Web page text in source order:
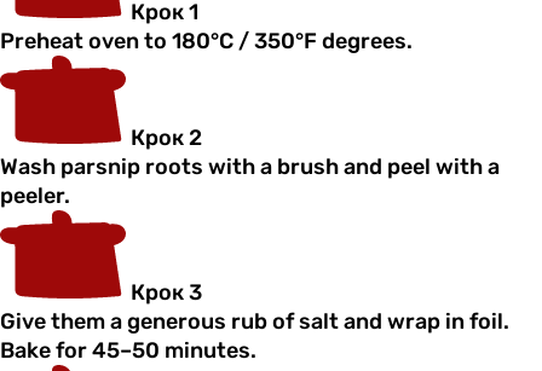
Крок 1
Preheat oven to 180°C / 350°F degrees.
Крок 2
Wash parsnip roots with a brush and peel with a
peeler.
Крок 3
Give them a generous rub of salt and wrap in foil.
Bake for 45–50 minutes.